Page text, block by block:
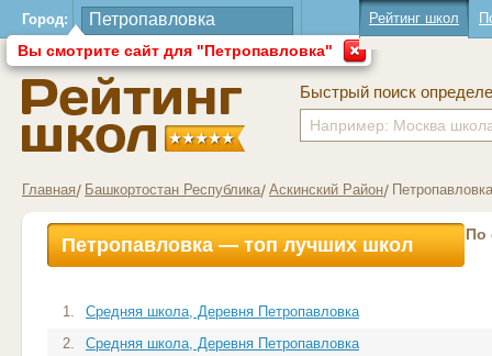
Город:
Вы смотрите сайт для "Петропавловка"
Рейтинг школ
Быстрый поиск
Главная Башкортостан Республика Аскинский Район
Петропавловка — топ лучших школ По
1.
Средняя школа, Деревня Петропавловка
2.
Средняя школа, Деревня Петропавловка